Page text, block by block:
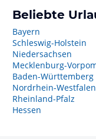
Beliebte
Bayern
Schleswig-Holstein
Niedersachsen
Mecklenburg-
Baden-Württemberg
Nordrhein-Westfalen
Rheinland-Pfalz
Hessen